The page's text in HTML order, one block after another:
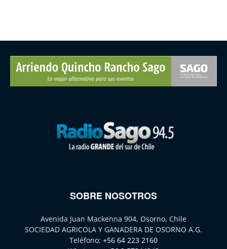
SOBRE NOSOTROS
Avenida Juan Mackenna 904, Osorno, Chile
SOCIEDAD AGRICOLA Y GANADERA DE OSORNO A.G.
Teléfono: +56 64 223 2160